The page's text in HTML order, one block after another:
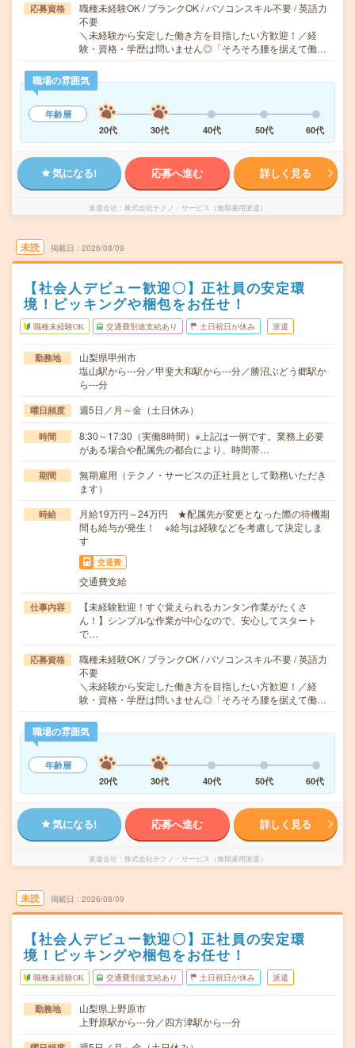
応募資格
職種未経験OK / ブランクOK / パソコンスキル不要 / 英語力
不要
＼未経験から安定した働き方を目指したい方歓迎！／経
験・資格・学歴は問いません◎「そろそろ腰を据えて働…
職場の雰囲気
年齢層
20代
30代 40代 50代 60代
気になる! 応募へ進む 詳しく見る
派遣会社 株式会社テクノ・サービス（無期雇用派遣）
未読 掲載日 2026/08/09
【社会人デビュー歓迎〇】正社員の安定環
境！ピッキングや梱包をお任せ！
職種未経験OK 交通費別途支給あり 土日祝日が休み 派遣
勤務地
山梨県甲州市
塩山駅から---分／甲斐大和駅から---分／勝沼ぶどう郷駅か
ら---分
曜日頻度 週5日／月～金（土日休み）
時間
8:30～17:30（実働8時間）※上記は一例です。業務上必要
がある場合や配属先の都合により、時間帯…
期間
無期雇用（テクノ・サービスの正社員として勤務いただき
ます）
時給
月給19万円～24万円 ★配属先が変更となった際の待機期
間も給与が発生！ ※給与は経験などを考慮して決定しま
す
交通費
交通費支給
仕事内容
【未経験歓迎！すぐ覚えられるカンタン作業がたくさ
ん！】シンプルな作業が中心なので、安心してスタート
で…
応募資格
職種未経験OK / ブランクOK / パソコンスキル不要 / 英語力
不要
＼未経験から安定した働き方を目指したい方歓迎！／経
験・資格・学歴は問いません◎「そろそろ腰を据えて働…
職場の雰囲気
年齢層
20代
30代 40代 50代 60代
気になる! 応募へ進む 詳しく見る
派遣会社 株式会社テクノ・サービス（無期雇用派遣）
未読 掲載日 2026/08/09
【社会人デビュー歓迎〇】正社員の安定環
境！ピッキングや梱包をお任せ！
職種未経験OK 交通費別途支給あり 土日祝日が休み 派遣
勤務地
山梨県上野原市
上野原駅から---分／四方津駅から---分